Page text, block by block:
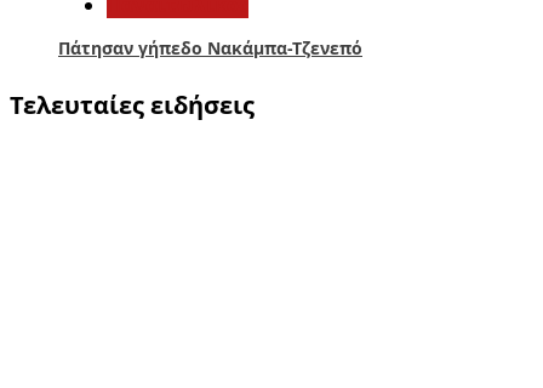
Πάτησαν γήπεδο Νακάμπα-Τζενεπό
Τελευταίες ειδήσεις